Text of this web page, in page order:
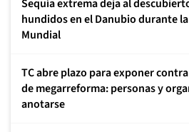
Sequía extrema deja al
hundidos en el Danubio durante
Mundial
TC abre plazo para exponer
de megarreforma: personas y
anotarse